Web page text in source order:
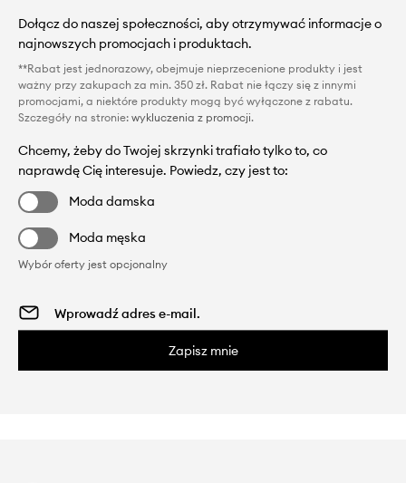
Dołącz do naszej społeczności, aby otrzymywać informacje o
najnowszych promocjach i produktach.
**Rabat jest jednorazowy, obejmuje nieprzecenione produkty i jest
ważny przy zakupach za min. 350 zł. Rabat nie łączy się z innymi
promocjami, a niektóre produkty mogą być wyłączone z rabatu.
Szczegóły na stronie: wykluczenia z promocji.
Chcemy, żeby do Twojej skrzynki trafiało tylko to, co
naprawdę Cię interesuje. Powiedz, czy jest to:
Moda damska
Moda męska
Wybór oferty jest opcjonalny
Zapisz mnie